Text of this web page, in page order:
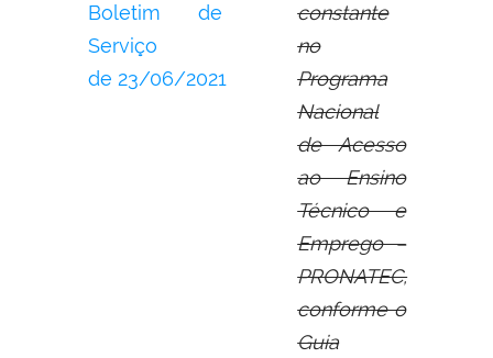
Boletim de
Serviço
de 23/06/2021
constante
no
Programa
Nacional
de Acesso
ao Ensino
Técnico e
Emprego –
PRONATEC,
conforme o
Guia